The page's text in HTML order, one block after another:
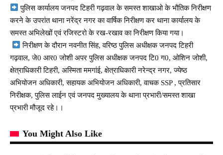
पुलिस कार्यालय जनपद टिहरी गढ़वाल के समस्त शाखाओ के भौतिक निरीक्षण
करने के उपरांत थाना नरेंद्र नगर का वार्षिक निरीक्षण कर थाना कार्यालय के
समस्त अभिलेखों एवं रजिस्टरो के रख-रखाव का निरीक्षण किया गया।
निरीक्षण के दौरान नवनीत सिंह, वरिष्ठ पुलिस अधीक्षक जनपद टिहरी
गढ़वाल, जे0 आर0 जोशी अपर पुलिस अधीक्षक जनपद टि0 ग0, ओशिन जोशी,
क्षेत्राधिकारी टिहरी, अस्मिता ममगांई, क्षेत्राधिकारी नरेन्द्र नगर, ज्येष्ठ
अभियोजन अधिकारी, सहायक अभियोजन अधिकारी, वाचक SSP , प्रतिसार
निरीक्षक, पुलिस लाईन एवं जनपद मुख्यालय के थाना प्रभारी/समस्त शाखा
प्रभारी मौजूद रहे।।
You Might Also Like